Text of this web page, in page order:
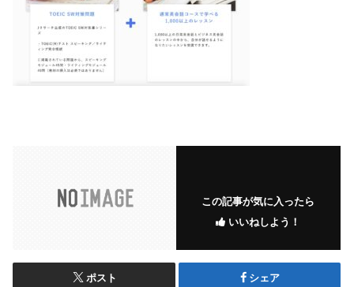
この記事が気に入ったら
いいねしよう！
ポスト シェア